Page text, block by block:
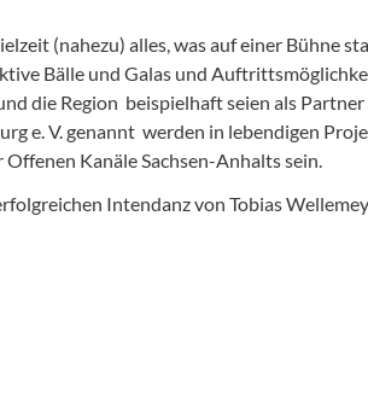
(nahezu) alles, was auf einer Bühne
Bälle und Galas und
die Region  beispielhaft seien als
e. V. genannt  werden in lebendigen
Kanäle Sachsen-Anhalts sein.
Intendanz von Tobias